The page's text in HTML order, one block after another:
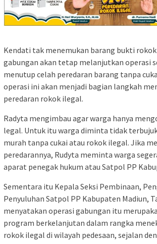
Kendati tak menemukan barang bukti
gabungan akan tetap melanjutkan operasi
menutup celah peredaran barang tanpa
operasi ini akan menjadi bagian langkah
peredaran rokok ilegal.
Radyta mengimbau agar warga hanya
legal. Untuk itu warga diminta tidak
murah tanpa cukai atau rokok ilegal. Jika
peredarannya, Rudyta meminta warga
aparat penegak hukum atau Satpol PP
Sementara itu Kepala Seksi Pembinaan,
Penyuluhan Satpol PP Kabupaten Madiun,
menyatakan operasi gabungan itu
program berkelanjutan dalam rangka
rokok ilegal di wilayah pedesaan, sejalan